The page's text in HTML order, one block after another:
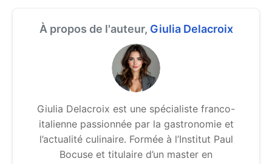
À propos de l'auteur, Giulia Delacroix
Giulia Delacroix est une spécialiste franco-
italienne passionnée par la gastronomie et
l’actualité culinaire. Formée à l’Institut Paul
Bocuse et titulaire d’un master en